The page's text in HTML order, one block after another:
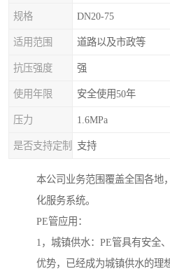
规格 DN20-75
适用范围 道路以及市政等
抗压强度 强
使用年限 安全使用50年
压力 1.6MPa
是否支持定制 支持
本公司业务范围覆盖全国各地
化服务系统。
PE管应用：
1，城镇供水：PE管具有安全
优势，已经成为城镇供水的理